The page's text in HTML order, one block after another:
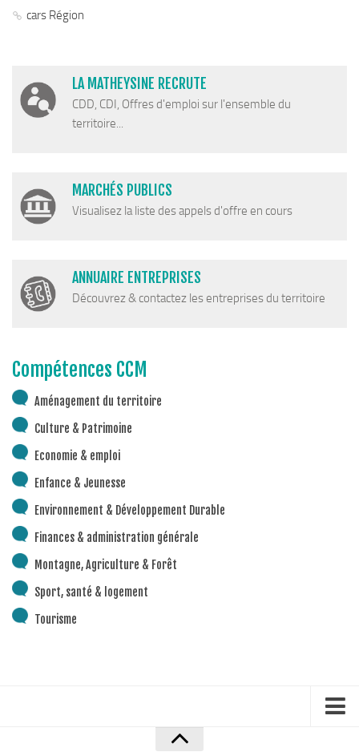
cars Région
LA MATHEYSINE RECRUTE
CDD, CDI, Offres d'emploi sur l'ensemble du
territoire...
MARCHÉS PUBLICS
Visualisez la liste des appels d'offre en cours
ANNUAIRE ENTREPRISES
Découvrez & contactez les entreprises du territoire
Compétences CCM
Aménagement du territoire
Culture & Patrimoine
Economie & emploi
Enfance & Jeunesse
Environnement & Développement Durable
Finances & administration générale
Montagne, Agriculture & Forêt
Sport, santé & logement
Tourisme